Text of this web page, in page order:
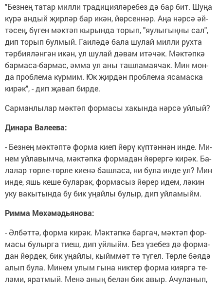
"Без­нең та­тар мил­ли тра­ди­ци­я­лә­ре­без дә бар бит. Шу­ңа
кү­рә ан­дый җир­ләр бар икән, йөр­сен­нәр. Аңа нәр­сә әй­
тә­сең, бү­ген мәк­тәп кы­рын­да то­рып, "яу­лы­гы­ңны сал",
дип то­рып бул­мый. Га­и­лә­дә ба­ла шу­лай мил­ли рух­та
тәр­би­я­лән­гән икән, ул шу­лай дә­вам итә­чәк. Мәк­тәп­кә
бар­ма­са-бар­мас, әм­ма ул аны таш­ла­ма­я­чак. Мин мон­
да проб­ле­ма күр­мим. Юк җир­дән проб­ле­ма яса­мас­ка
ки­рәк", - дип җа­вап бир­де.
Сар­ман­лы­лар мәк­тәп фор­ма­сы ха­кын­да нәр­сә уй­лый?
Ди­на­ра Валеева:
- Без­нең мәк­тәп­тә фор­ма ки­еп йө­рү күп­тән­нән ин­де. Ми­
нем уй­ла­вым­ча, мә­ктәп­кә фор­ма­дан йө­рер­гә ки­рәк. Ба­
ла­лар төр­ле-төр­ле ки­е­нә баш­ла­са, ни бу­ла ин­де ул? Мин
ин­де, яшь ке­ше бу­ла­рак, фор­ма­сыз йө­рер идем, лә­кин
уку ва­кы­тын­да бу бик уңай­лы бу­лыр, дип уй­ла­мыйм.
Рим­ма Мөхәмәдьянова:
- Әл­бәт­тә, фор­ма ки­рәк. Мәк­тәп­кә бар­гач, мәк­тәп фор­
ма­сы бу­лыр­га ти­еш, дип уй­лыйм. Без үзе­без дә фор­ма­
дан йөр­дек, бик уңай­лы, кыйм­мәт тә тү­гел. Төр­ле бә­ядә
алып бу­ла. Ми­нем улым гы­на ник­тер фор­ма ки­яр­гә те­
лә­ми, ярат­мый. Менә аның бе­лән бик авыр. Ачуланып,